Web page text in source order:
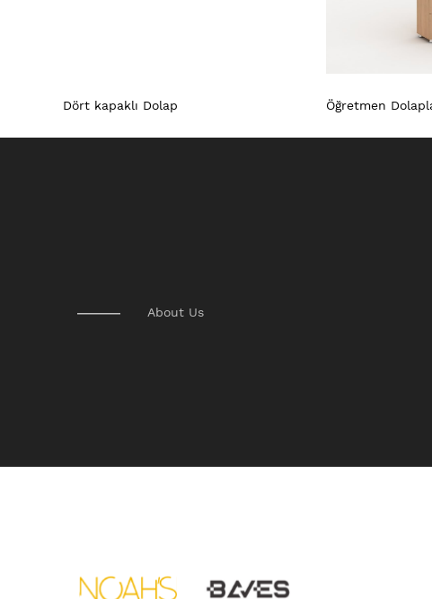
Dört kapaklı Dolap Öğretmen
About Us